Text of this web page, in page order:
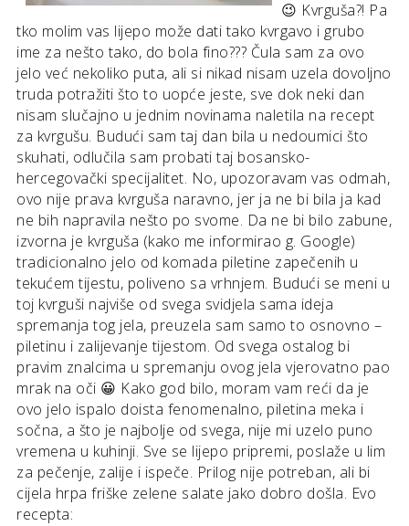
😉 Kvrguša?! Pa
tko molim vas lijepo može dati tako kvrgavo i grubo
ime za nešto tako, do bola fino??? Čula sam za ovo
jelo već nekoliko puta, ali si nikad nisam uzela dovoljno
truda potražiti što to uopće jeste, sve dok neki dan
nisam slučajno u jednim novinama naletila na recept
za kvrgušu. Budući sam taj dan bila u nedoumici što
skuhati, odlučila sam probati taj bosansko-
hercegovački specijalitet. No, upozoravam vas odmah,
ovo nije prava kvrguša naravno, jer ja ne bi bila ja kad
ne bih napravila nešto po svome. Da ne bi bilo zabune,
izvorna je kvrguša (kako me informirao g. Google)
tradicionalno jelo od komada piletine zapečenih u
tekućem tijestu, poliveno sa vrhnjem. Budući se meni u
toj kvrguši najviše od svega svidjela sama ideja
spremanja tog jela, preuzela sam samo to osnovno –
piletinu i zalijevanje tijestom. Od svega ostalog bi
pravim znalcima u spremanju ovog jela vjerovatno pao
mrak na oči 😀 Kako god bilo, moram vam reći da je
ovo jelo ispalo doista fenomenalno, piletina meka i
sočna, a što je najbolje od svega, nije mi uzelo puno
vremena u kuhinji. Sve se lijepo pripremi, poslaže u lim
za pečenje, zalije i ispeče. Prilog nije potreban, ali bi
cijela hrpa friške zelene salate jako dobro došla. Evo
recepta: